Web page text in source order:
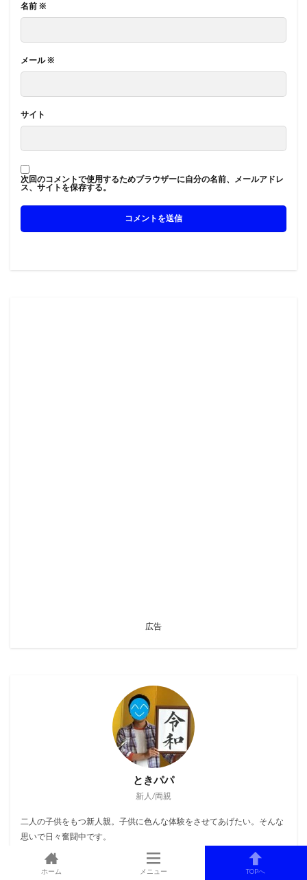
名前 ※
メール※
サイト
次回のコメントで使用するためブラウザーに自分の名前、メールアドレ
ス、サイトを保存する。
広告
ときパパ
新人/両親
二人の子供をもつ新人親。子供に色んな体験をさせてあげたい。そんな
思いで日々奮闘中です。
投稿記事一覧へ
ホーム メニュー TOPへ